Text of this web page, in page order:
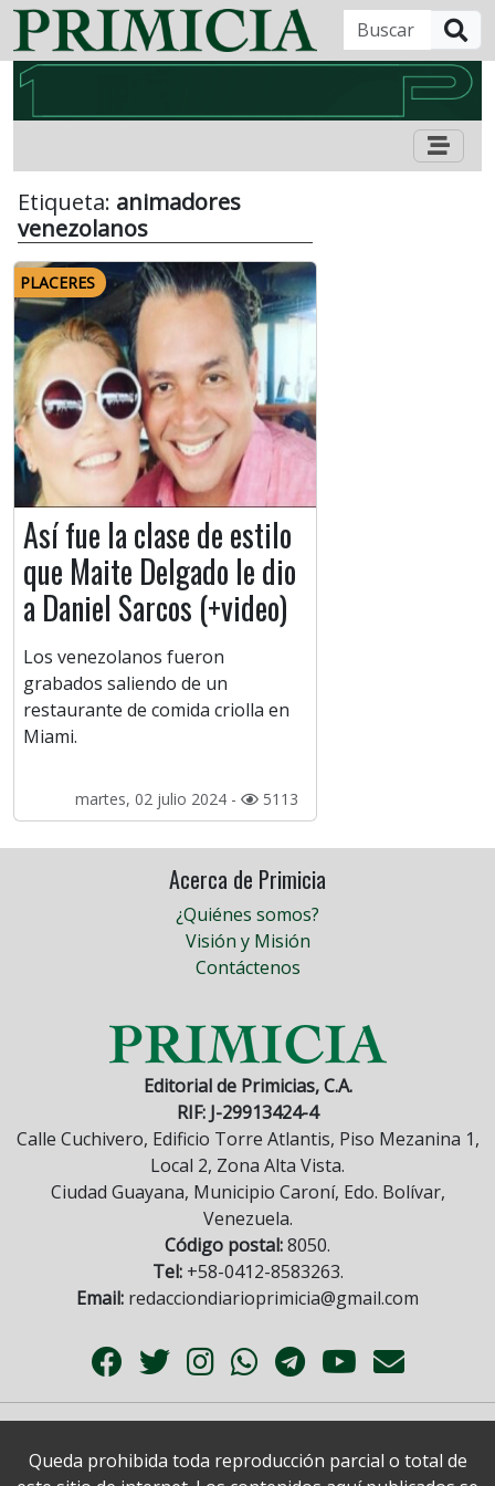
Etiqueta: animadores
venezolanos
PLACERES
Así fue la clase de estilo
que Maite Delgado le dio
a Daniel Sarcos (+video)
Los venezolanos fueron
grabados saliendo de un
restaurante de comida criolla en
Miami.
martes, 02 julio 2024 - 5113
Acerca de Primicia
¿Quiénes somos?
Visión y Misión
Contáctenos
Editorial de Primicias, C.A.
RIF: J-29913424-4
Calle Cuchivero, Edificio Torre Atlantis, Piso Mezanina 1,
Local 2, Zona Alta Vista.
Ciudad Guayana, Municipio Caroní, Edo. Bolívar,
Venezuela.
Código postal:8050.
Tel:+58-0412-8583263.
Email: redacciondiarioprimicia@gmail.com
Queda prohibida toda reproducción parcial o total de